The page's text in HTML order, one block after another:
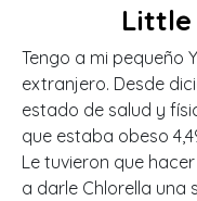
Little
Tengo a mi pequeño
extranjero. Desde
estado de salud y
que estaba obeso
Le tuvieron que
a darle Chlorella una